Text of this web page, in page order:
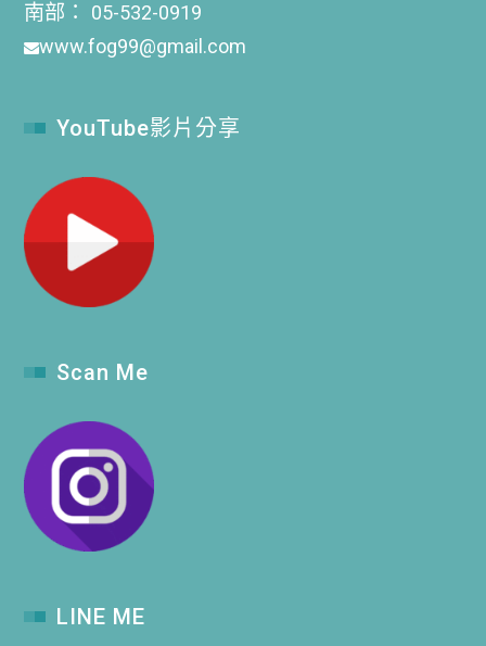
南部： 05-532-0919
www.fog99@gmail.com
YouTube影片分享
Scan Me
LINE ME